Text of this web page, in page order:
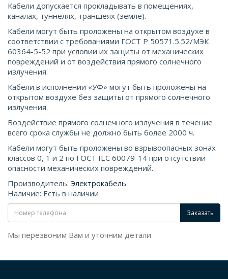
Кабели допускается прокладывать в помещениях,
каналах, туннелях, траншеях (земле).
Кабели могут быть проложены на открытом воздухе в
соответствии с требованиями ГОСТ Р 50571.5.52/МЭК
60364-5-52 при условии их защиты от механических
повреждений и от воздействия прямого солнечного
излучения.
Кабели в исполнении «УФ» могут быть проложены на
открытом воздухе без защиты от прямого солнечного
излучения.
Воздействие прямого солнечного излучения в течение
всего срока службы не должно быть более 2000 ч.
Кабели могут быть проложены во взрывоопасных зонах
классов 0, 1 и 2 по ГОСТ IEС 60079-14 при отсутствии
опасности механических повреждений.
Производитель: Электрокабель
Наличие: Есть в наличии
Заказать
Мы перезвоним Вам и уточним детали